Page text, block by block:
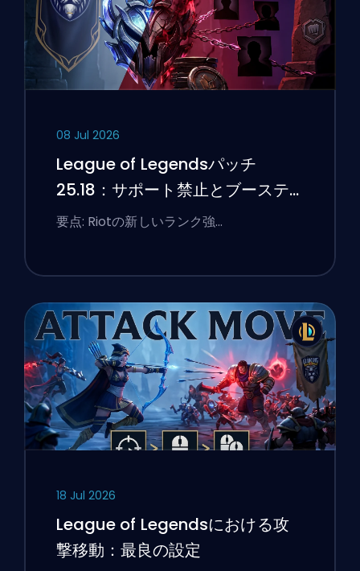
08 Jul 2026
League of Legendsパッチ
25.18：サポート禁止とブーステ
ィングのフラグ
要点: Riotの新しいランク強…
18 Jul 2026
League of Legendsにおける攻
撃移動：最良の設定